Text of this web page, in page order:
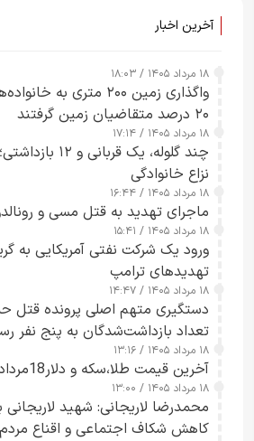
آخرین اخبار
۱۸ مرداد ۱۴۰۵ / ۱۸:۰۳
واگذاری زمین ۲۰۰ متری
۲۰ درصد متقاضیان زمین گرفتند
۱۸ مرداد ۱۴۰۵ / ۱۷:۱۴
چند گلوله، یک
نزاع خانوادگی
۱۸ مرداد ۱۴۰۵ / ۱۶:۴۴
ماجرای تهدید به قتل مسی و
۱۸ مرداد ۱۴۰۵ / ۱۵:۴۱
ورود یک شرکت نفتی آمریکایی به
تهدیدهای ترامپ
۱۸ مرداد ۱۴۰۵ / ۱۴:۴۷
دستگیری متهم اصلی پرونده قتل
تعداد بازداشت‌شدگان به پنج نفر
۱۸ مرداد ۱۴۰۵ / ۱۳:۱۶
آخرین قیمت طلا،سکه و دلار18مرداد1405
۱۸ مرداد ۱۴۰۵ / ۱۳:۰۰
محمدرضا لاریجانی: شهید لاریجانی
کاهش شکاف اجتماعی و اقناع